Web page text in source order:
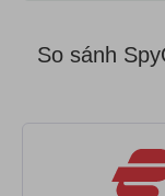
So sánh